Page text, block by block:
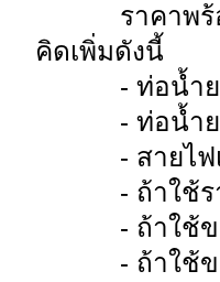
ราคาพร้อมติ
คิดเพิ่มดังนี้
- ท่อน้ำยาขน
- ท่อน้ำยาขน
- สายไฟเม
- ถ้าใช้ราง
- ถ้าใช้ขาแ
- ถ้าใช้ขาแ